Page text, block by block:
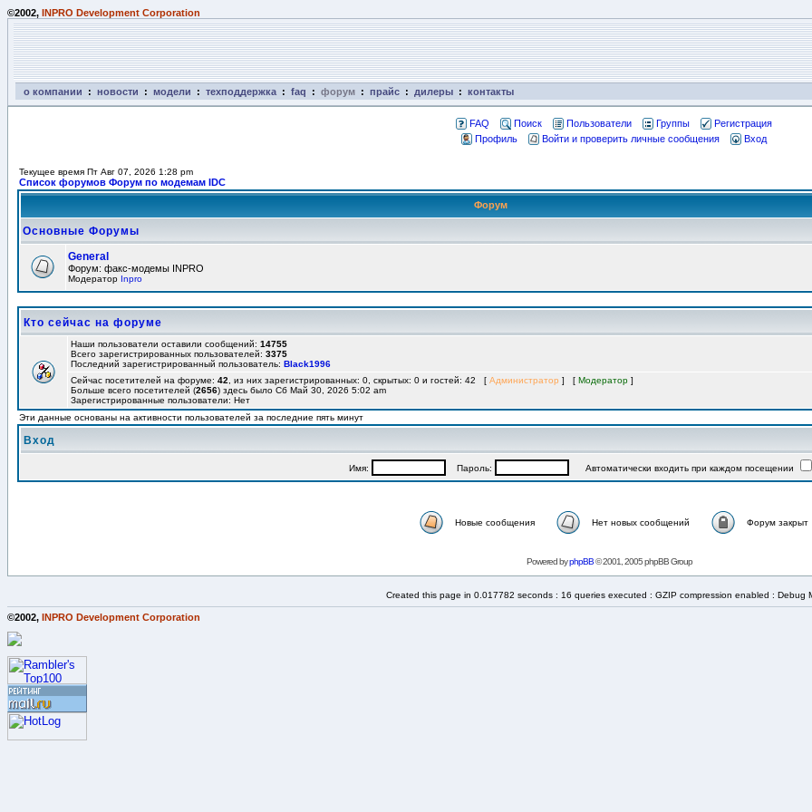
©2002, INPRO Development Corporation
о компании : новости : модели : техподдержка : faq : форум : прайс : дилеры : контакты
FAQ Поиск Пользователи Группы
Регистрация
Профиль
Войти и проверить личные сообщения Вход
Текущее время Пт Авг 07, 2026 1:28 pm
Список форумов Форум по модемам IDC
Форум
Основные Форумы
General
Форум: факс-модемы INPRO
Модератор Inpro
Кто сейчас на форуме
Наши пользователи оставили сообщений: 14755
Всего зарегистрированных пользователей: 3375
Последний зарегистрированный пользователь: Black1996
Сейчас посетителей на форуме: 42 , из них зарегистрированных: 0, скрытых: 0 и гостей: 42 [ Администратор ] [ Модератор ]
Больше всего посетителей (2656) здесь было Сб Май 30, 2026 5:02 am
Зарегистрированные пользователи: Нет
Эти данные основаны на активности пользователей за последние пять минут
Вход
Имя: Пароль: Автоматически входить при каждом посещении
Новые сообщения Нет новых сообщений Форум закрыт
Powered byphpBB© 2001, 2005 phpBB Group
Created this page in 0.017782 seconds : 16 queries executed : GZIP compression enabled : Debug
©2002, INPRO Development Corporation